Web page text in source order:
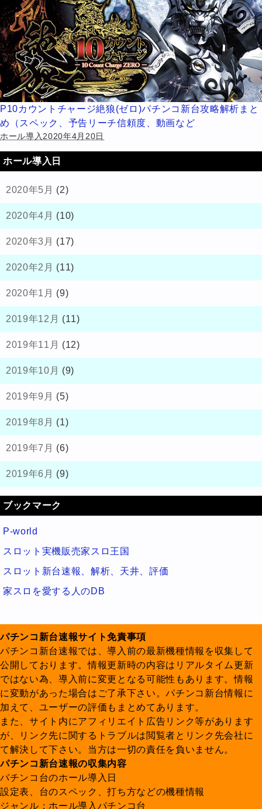
P10カウントチャージ絶狼(ゼロ)パチンコ新台攻略解析まと
め（スペック、予告リーチ信頼度、動画など
ホール導入2020年4月20日
ホール導入日
2020年5月 (2)
2020年4月 (10)
2020年3月 (17)
2020年2月 (11)
2020年1月 (9)
2019年12月 (11)
2019年11月 (12)
2019年10月 (9)
2019年9月 (5)
2019年8月 (1)
2019年7月 (6)
2019年6月 (9)
ブックマーク
P-world
スロット実機販売家スロ王国
スロット新台速報、解析、天井、評価
家スロを愛する人のDB
パチンコ新台速報サイト免責事項
パチンコ新台速報では、導入前の最新機種情報を収集して
公開しております。情報更新時の内容はリアルタイム更新
ではない為、導入前に変更となる可能性もあります。情報
に変動があった場合はご了承下さい。パチンコ新台情報に
加えて、ユーザーの評価もまとめてあります。
また、サイト内にアフィリエイト広告リンク等があります
が、リンク先に関するトラブルは閲覧者とリンク先会社に
て解決して下さい。当方は一切の責任を負いません。
パチンコ新台速報の収集内容
パチンコ台のホール導入日
設定表、台のスペック、打ち方などの機種情報
ジャンル：ホール導入パチンコ台